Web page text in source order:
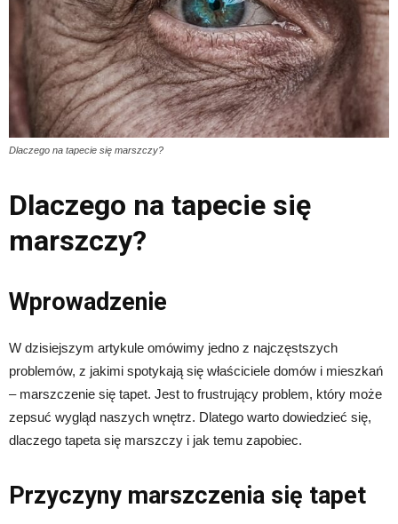
Dlaczego na tapecie się marszczy?
Dlaczego na tapecie się
marszczy?
Wprowadzenie
W dzisiejszym artykule omówimy jedno z najczęstszych
problemów, z jakimi spotykają się właściciele domów i mieszkań
– marszczenie się tapet. Jest to frustrujący problem, który może
zepsuć wygląd naszych wnętrz. Dlatego warto dowiedzieć się,
dlaczego tapeta się marszczy i jak temu zapobiec.
Przyczyny marszczenia się tapet